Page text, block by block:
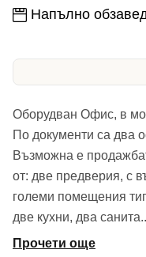
Напълно
Оборудван Офис, в
По документи са два
Възможна е
от: две предверия, с
големи помещения
две кухни, два санита
Прочети още